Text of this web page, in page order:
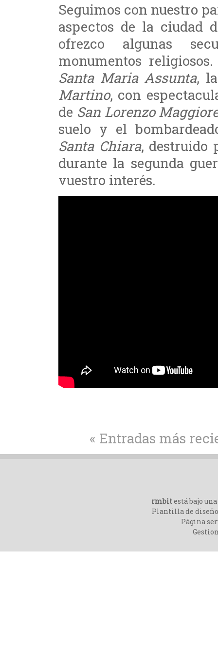
Seguimos con nuestro
aspectos de la ciudad
ofrezco algunas
monumentos
Santa Maria Assunta,
Martino, con
de San Lorenzo
suelo y el
Santa Chiara, destruido
durante la segunda
vuestro interés.
« Entradas más
rmbitestá bajo una
Plantilla de
Página